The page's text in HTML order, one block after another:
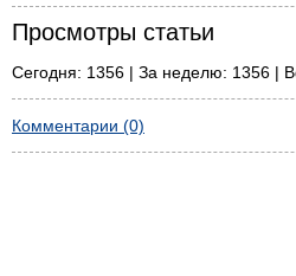
Просмотры статьи
Сегодня: 1356 | За неделю: 1356 |
Комментарии (0)